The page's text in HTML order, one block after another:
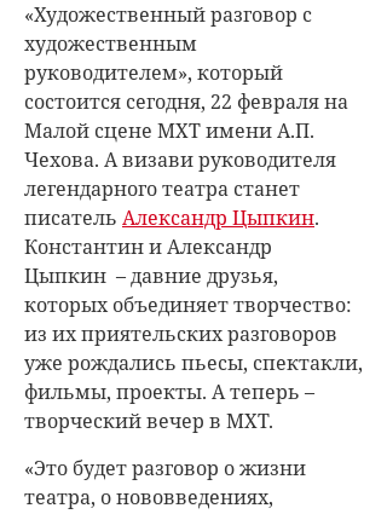
«Художественный разговор с
художественным
руководителем», который
состоится сегодня, 22 февраля на
Малой сцене МХТ имени А.П.
Чехова. А визави руководителя
легендарного театра станет
писатель Александр Цыпкин.
Константин и Александр
Цыпкин – давние друзья,
которых объединяет творчество:
из их приятельских разговоров
уже рождались пьесы, спектакли,
фильмы, проекты. А теперь –
творческий вечер в МХТ.
«Это будет разговор о жизни
театра, о нововведениях,